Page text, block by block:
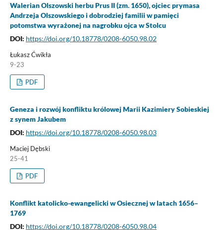
Walerian Olszowski herbu Prus II (zm. 1650), ojciec prymasa
Andrzeja Olszowskiego i dobrodziej familii w pamięci
potomstwa wyrażonej na nagrobku ojca w Stolcu
DOI: https://doi.org/10.18778/0208-6050.98.02
Łukasz Ćwikła
9-23
PDF
Geneza i rozwój konfliktu królowej Marii Kazimiery Sobieskiej
z synem Jakubem
DOI: https://doi.org/10.18778/0208-6050.98.03
Maciej Dębski
25-41
PDF
Konflikt katolicko-ewangelicki w Osiecznej w latach 1656–
1769
DOI: https://doi.org/10.18778/0208-6050.98.04